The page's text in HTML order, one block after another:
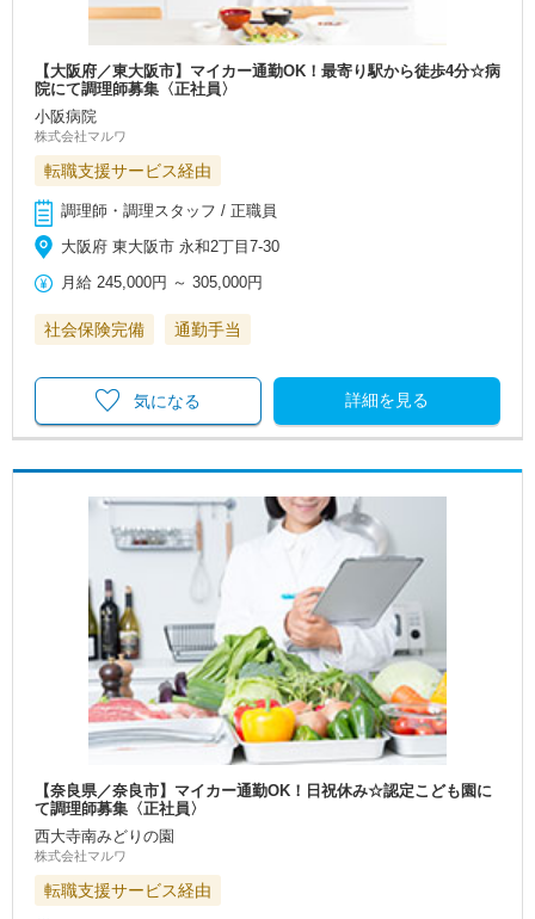
【大阪府／東大阪市】マイカー通勤OK！最寄り駅から徒歩4分☆病
院にて調理師募集〈正社員〉
小阪病院
株式会社マルワ
転職支援サービス経由
調理師・調理スタッフ / 正職員
大阪府 東大阪市 永和2丁目7‐30
月給 245,000円 ～305,000円
社会保険完備 通勤手当
詳細を見る
気になる
【奈良県／奈良市】マイカー通勤OK！日祝休み☆認定こども園に
て調理師募集〈正社員〉
西大寺南みどりの園
株式会社マルワ
転職支援サービス経由